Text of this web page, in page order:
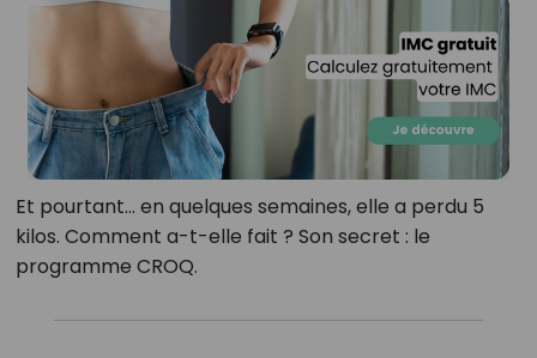
Et pourtant… en quelques semaines, elle a perdu 5
kilos. Comment a-t-elle fait ? Son secret : le
programme CROQ.